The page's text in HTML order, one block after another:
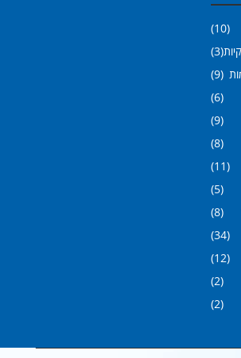
(10)
(3)
(9)
(6)
(9)
(8)
(11)
(5)
(8)
(34)
(12)
(2)
(2)